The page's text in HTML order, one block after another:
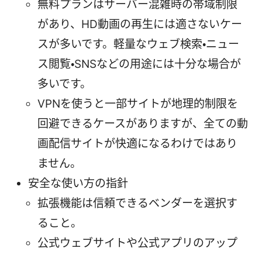
無料プランはサーバー混雑時の帯域制限
があり、HD動画の再生には適さないケー
スが多いです。軽量なウェブ検索・ニュー
ス閲覧・SNSなどの用途には十分な場合が
多いです。
VPNを使うと一部サイトが地理的制限を
回避できるケースがありますが、全ての動
画配信サイトが快適になるわけではあり
ません。
安全な使い方の指針
拡張機能は信頼できるベンダーを選択す
ること。
公式ウェブサイトや公式アプリのアップ